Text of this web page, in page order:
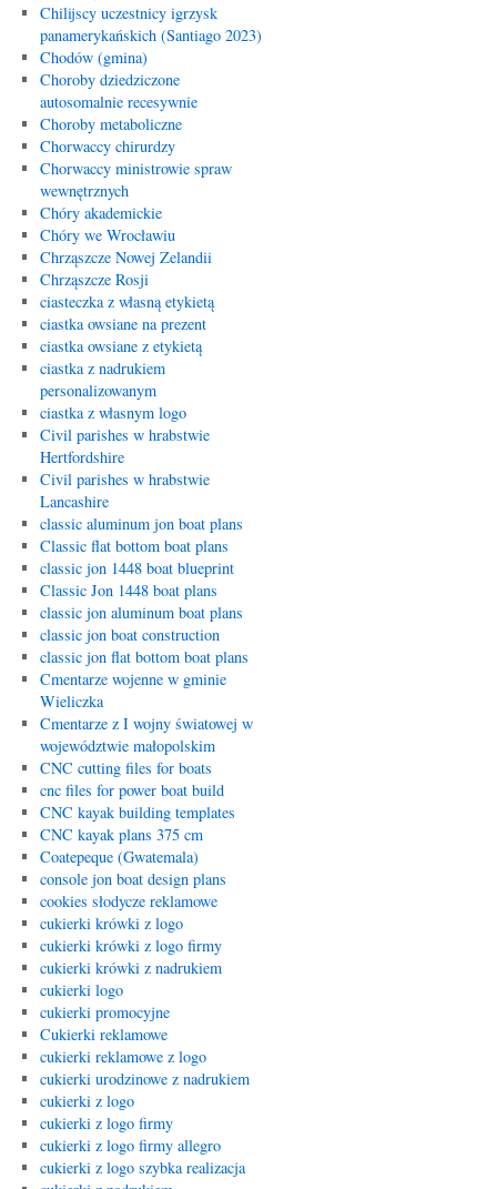
Chilijscy uczestnicy igrzysk
panamerykańskich (Santiago 2023)
Chodów (gmina)
Choroby dziedziczone
autosomalnie recesywnie
Choroby metaboliczne
Chorwaccy chirurdzy
Chorwaccy ministrowie spraw
wewnętrznych
Chóry akademickie
Chóry we Wrocławiu
Chrząszcze Nowej Zelandii
Chrząszcze Rosji
ciasteczka z własną etykietą
ciastka owsiane na prezent
ciastka owsiane z etykietą
ciastka z nadrukiem
personalizowanym
ciastka z własnym logo
Civil parishes w hrabstwie
Hertfordshire
Civil parishes w hrabstwie
Lancashire
classic aluminum jon boat plans
Classic flat bottom boat plans
classic jon 1448 boat blueprint
Classic Jon 1448 boat plans
classic jon aluminum boat plans
classic jon boat construction
classic jon flat bottom boat plans
Cmentarze wojenne w gminie
Wieliczka
Cmentarze z I wojny światowej w
województwie małopolskim
CNC cutting files for boats
cnc files for power boat build
CNC kayak building templates
CNC kayak plans 375 cm
Coatepeque (Gwatemala)
console jon boat design plans
cookies słodycze reklamowe
cukierki krówki z logo
cukierki krówki z logo firmy
cukierki krówki z nadrukiem
cukierki logo
cukierki promocyjne
Cukierki reklamowe
cukierki reklamowe z logo
cukierki urodzinowe z nadrukiem
cukierki z logo
cukierki z logo firmy
cukierki z logo firmy allegro
cukierki z logo szybka realizacja